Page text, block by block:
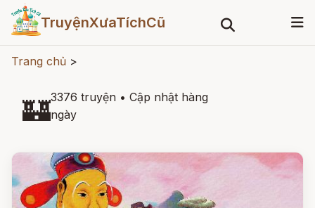
TruyệnXưaTíchCũ
Trang chủ >
🏰3376 truyện • Cập nhật hàng
ngày